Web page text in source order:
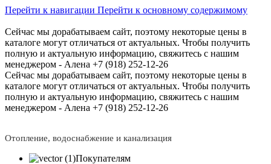
Перейти к навигации Перейти к основному содержимому
Сейчас мы дорабатываем сайт, поэтому некоторые цены в
каталоге могут отличаться от актуальных. Чтобы получить
полную и актуальную информацию, свяжитесь с нашим
менеджером - Алена +7 (918) 252-12-26
Сейчас мы дорабатываем сайт, поэтому некоторые цены в
каталоге могут отличаться от актуальных. Чтобы получить
полную и актуальную информацию, свяжитесь с нашим
менеджером - Алена +7 (918) 252-12-26
Отопление, водоснабжение и канализация
Покупателям